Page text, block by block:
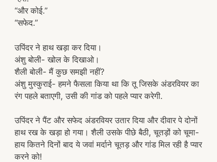
“और कोई.”
“सफेद.”
उपिंदर ने हाथ खड़ा कर दिया।
अंशु बोली- खोल के दिखाओ।
शैली बोली- मैं कुछ समझी नहीं?
अंशु मुस्कुराई- हमने फैसला किया था कि तू जिसके अंडरवियर का
रंग पहले बताएगी, उसी की गांड को पहले प्यार करेगी.
उपिंदर ने पैंट और सफेद अंडरवियर उतार दिया और दीवार पे दोनों
हाथ रख के खड़ा हो गया। शैली उसके पीछे बैठी, चूतड़ों को चूमा-
हाय कितने दिनों बाद ये जवां मर्दाने चूतड़ और गांड मिल रही है प्यार
करने को!